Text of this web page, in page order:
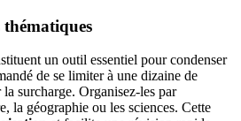
un outil essentiel pour condenser
de se limiter à une dizaine de
surcharge. Organisez-les par
la géographie ou les sciences. Cette